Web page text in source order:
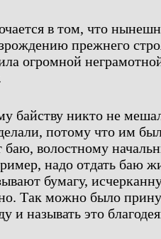
в том, что
прежнего
огромной
байству никто не
потому что им
волостному
надо отдать баю
бумагу,
Так можно было
и называть это